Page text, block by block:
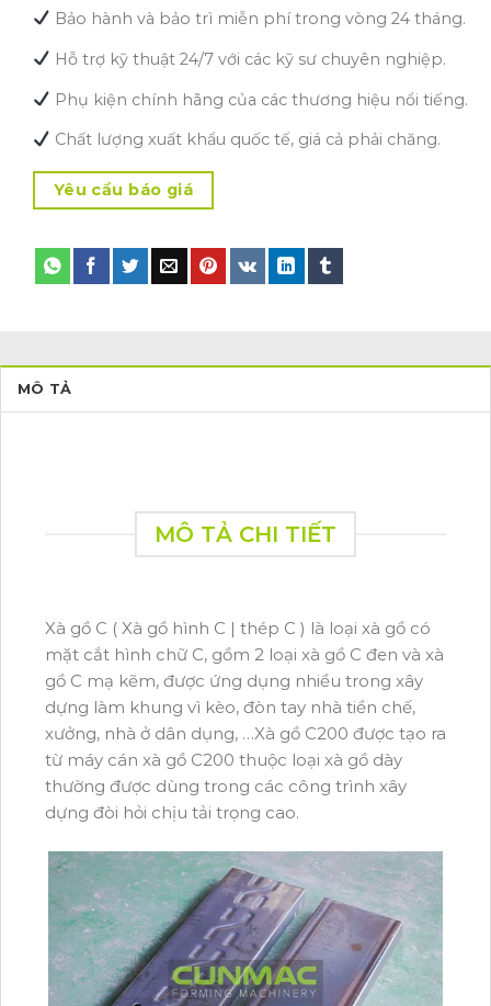
Bảo hành và bảo trì miễn phí trong vòng 24 tháng.
Hỗ trợ kỹ thuật 24/7 với các kỹ sư chuyên nghiệp.
Phụ kiện chính hãng của các thương hiệu nổi tiếng.
Chất lượng xuất khẩu quốc tế, giá cả phải chăng.
Yêu cầu báo giá
MÔ TẢ
MÔ TẢ CHI TIẾT
Xà gồ C ( Xà gồ hình C | thép C ) là loại xà gồ có
mặt cắt hình chữ C, gồm 2 loại xà gồ C đen và xà
gồ C mạ kẽm, được ứng dụng nhiều trong xây
dựng làm khung vì kèo, đòn tay nhà tiền chế,
xưởng, nhà ở dân dụng, …Xà gồ C200 được tạo ra
từ máy cán xà gồ C200 thuộc loại xà gồ dày
thường được dùng trong các công trình xây
dựng đòi hỏi chịu tải trọng cao.